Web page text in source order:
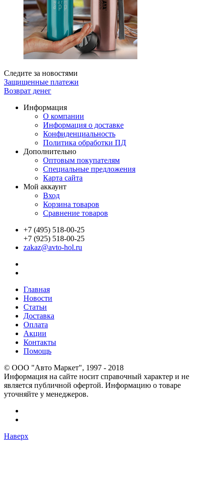
Следите за новостями
Защищенные платежи
Возврат денег
Информация
О компании
Информация о доставке
Конфиденциальность
Политика обработки ПД
Дополнительно
Оптовым покупателям
Специальные предложения
Карта сайта
Мой аккаунт
Вход
Корзина товаров
Сравнение товаров
+7 (495) 518-00-25
+7 (925) 518-00-25
zakaz@avto-hol.ru
Главная
Новости
Статьи
Доставка
Оплата
Акции
Контакты
Помощь
© OOO "Авто Маркет", 1997 - 2018
Информация на сайте носит справочный характер и не
является публичной офертой. Информацию о товаре
уточняйте у менеджеров.
Наверх